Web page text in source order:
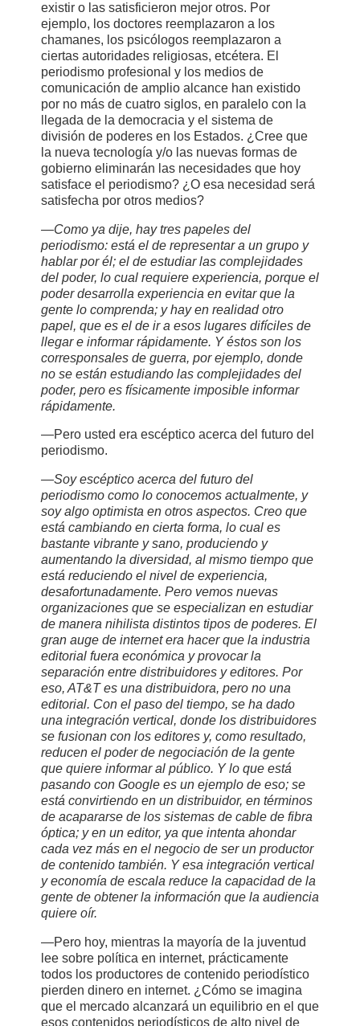
existir o las satisficieron mejor otros. Por
ejemplo, los doctores reemplazaron a los
chamanes, los psicólogos reemplazaron a
ciertas autoridades religiosas, etcétera. El
periodismo profesional y los medios de
comunicación de amplio alcance han existido
por no más de cuatro siglos, en paralelo con la
llegada de la democracia y el sistema de
división de poderes en los Estados. ¿Cree que
la nueva tecnología y/o las nuevas formas de
gobierno eliminarán las necesidades que hoy
satisface el periodismo? ¿O esa necesidad será
satisfecha por otros medios?
—Como ya dije, hay tres papeles del
periodismo: está el de representar a un grupo y
hablar por él; el de estudiar las complejidades
del poder, lo cual requiere experiencia, porque el
poder desarrolla experiencia en evitar que la
gente lo comprenda; y hay en realidad otro
papel, que es el de ir a esos lugares difíciles de
llegar e informar rápidamente. Y éstos son los
corresponsales de guerra, por ejemplo, donde
no se están estudiando las complejidades del
poder, pero es físicamente imposible informar
rápidamente.
—Pero usted era escéptico acerca del futuro del
periodismo.
—Soy escéptico acerca del futuro del
periodismo como lo conocemos actualmente, y
soy algo optimista en otros aspectos. Creo que
está cambiando en cierta forma, lo cual es
bastante vibrante y sano, produciendo y
aumentando la diversidad, al mismo tiempo que
está reduciendo el nivel de experiencia,
desafortunadamente. Pero vemos nuevas
organizaciones que se especializan en estudiar
de manera nihilista distintos tipos de poderes. El
gran auge de internet era hacer que la industria
editorial fuera económica y provocar la
separación entre distribuidores y editores. Por
eso, AT&T es una distribuidora, pero no una
editorial. Con el paso del tiempo, se ha dado
una integración vertical, donde los distribuidores
se fusionan con los editores y, como resultado,
reducen el poder de negociación de la gente
que quiere informar al público. Y lo que está
pasando con Google es un ejemplo de eso; se
está convirtiendo en un distribuidor, en términos
de acapararse de los sistemas de cable de fibra
óptica; y en un editor, ya que intenta ahondar
cada vez más en el negocio de ser un productor
de contenido también. Y esa integración vertical
y economía de escala reduce la capacidad de la
gente de obtener la información que la audiencia
quiere oír.
—Pero hoy, mientras la mayoría de la juventud
lee sobre política en internet, prácticamente
todos los productores de contenido periodístico
pierden dinero en internet. ¿Cómo se imagina
que el mercado alcanzará un equilibrio en el que
esos contenidos periodísticos de alto nivel de